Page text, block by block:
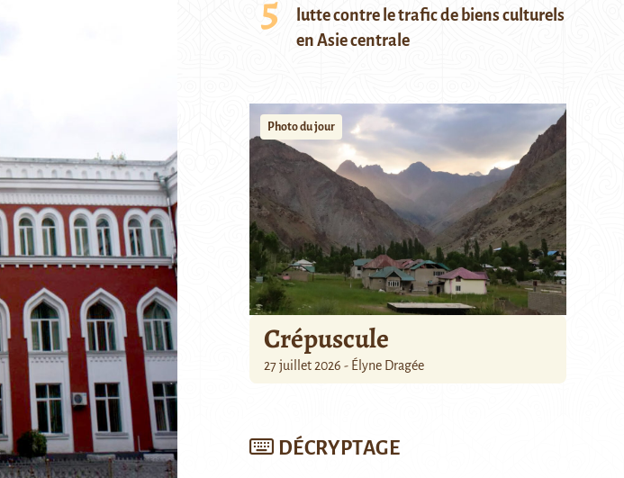
lutte contre le trafic de biens culturels
en Asie centrale
Photo du jour
Crépuscule
27 juillet 2026 - Élyne Dragée
DÉCRYPTAGE